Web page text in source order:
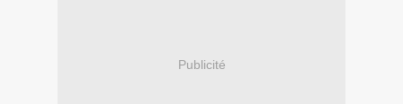
Publicité